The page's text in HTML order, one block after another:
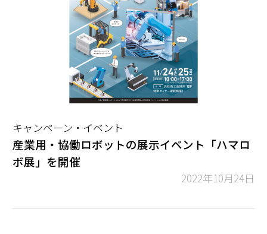
キャンペーン・イベント
産業用・協働ロボットの展示イベント「ハマロ
ボ展」を開催
2022年10月24日